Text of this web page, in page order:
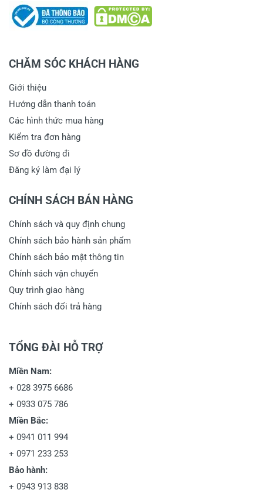
CHĂM SÓC KHÁCH HÀNG
Giới thiệu
Hướng dẫn thanh toán
Các hình thức mua hàng
Kiểm tra đơn hàng
Sơ đồ đường đi
Đăng ký làm đại lý
CHÍNH SÁCH BÁN HÀNG
Chính sách và quy định chung
Chính sách bảo hành sản phẩm
Chính sách bảo mật thông tin
Chính sách vận chuyển
Quy trình giao hàng
Chính sách đổi trả hàng
TỔNG ĐÀI HỖ TRỢ
Miền Nam:
+ 028 3975 6686
+ 0933 075 786
Miền Bắc:
+ 0941 011 994
+ 0971 233 253
Bảo hành:
+ 0943 913 838